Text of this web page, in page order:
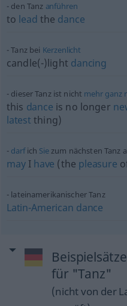
den Tanz anführen
to lead the dance
Tanz bei Kerzenlicht
candle(-)light dancing
dieser Tanz ist nicht mehr ganz
this dance is no longer
latest thing)
darfich Siezum nächsten Tanz
mayI have (the pleasure
lateinamerikanischer Tanz
Latin-American dance
für "Tanz"
(nicht von der